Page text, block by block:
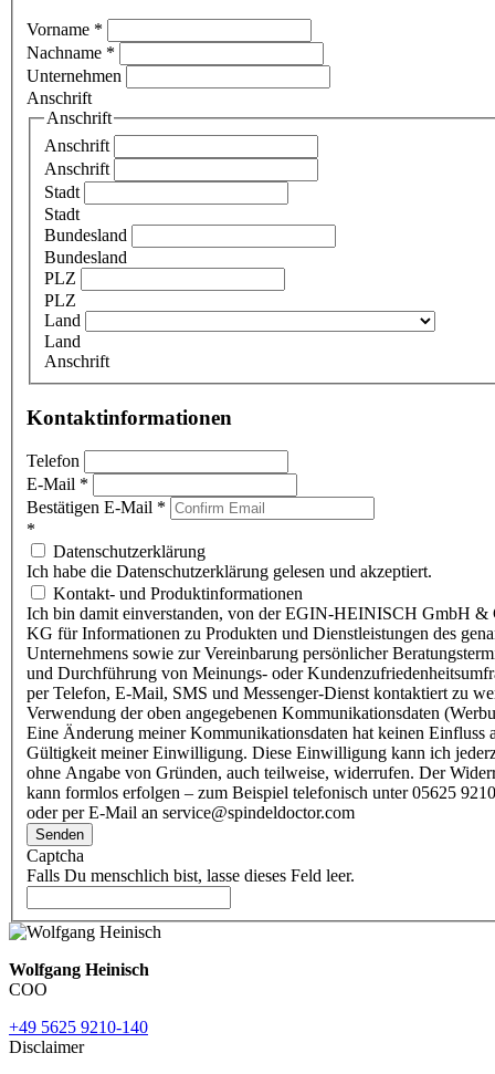
Vorname *
Nachname *
Unternehmen
Anschrift
Anschrift
Anschrift
Anschrift
Stadt
Stadt
Bundesland
Bundesland
PLZ
PLZ
Land
Land
Anschrift
Kontaktinformationen
Telefon
E-Mail *
Bestätigen E-Mail *
*
Datenschutzerklärung
Ich habe die Datenschutzerklärung gelesen und akzeptiert.
Kontakt- und Produktinformationen
Ich bin damit einverstanden, von der EGIN-HEINISCH GmbH &
KG für Informationen zu Produkten und Dienstleistungen des
Unternehmens sowie zur Vereinbarung persönlicher
und Durchführung von Meinungs- oder
per Telefon, E-Mail, SMS und Messenger-Dienst kontaktiert zu
Verwendung der oben angegebenen Kommunikationsdaten
Eine Änderung meiner Kommunikationsdaten hat keinen Einfluss
Gültigkeit meiner Einwilligung. Diese Einwilligung kann ich
ohne Angabe von Gründen, auch teilweise, widerrufen. Der
kann formlos erfolgen – zum Beispiel telefonisch unter 05625
oder per E-Mail an service@spindeldoctor.com
Senden
Captcha
Falls Du menschlich bist, lasse dieses Feld leer.
Wolfgang Heinisch
COO
+49 5625 9210-140
Disclaimer